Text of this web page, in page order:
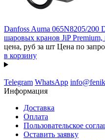
Danfoss Auma 065N8205/200
шаровых кранов JiP
цена, руб за шт Цена по
в корзину
Telegram WhatsApp
Информация
Доставка
Оплата
Пользовательское
Оставить заявку